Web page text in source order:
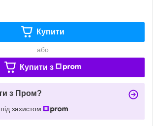
Купити
або
Купити з
з Пром?
захистом